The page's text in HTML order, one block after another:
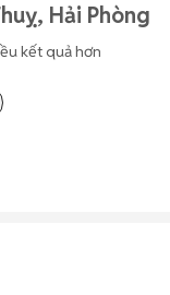
Hải Phòng
kết quả hơn